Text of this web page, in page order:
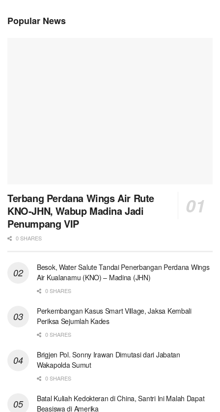
Popular News
Terbang Perdana Wings Air Rute
KNO-JHN, Wabup Madina Jadi
Penumpang VIP
0 SHARES
Besok, Water Salute Tandai Penerbangan Perdana Wings
Air Kualanamu (KNO) – Madina (JHN)
0 SHARES
Perkembangan Kasus Smart Village, Jaksa Kembali
Periksa Sejumlah Kades
0 SHARES
Brigjen Pol. Sonny Irawan Dimutasi dari Jabatan
Wakapolda Sumut
0 SHARES
Batal Kuliah Kedokteran di China, Santri Ini Malah Dapat
Beasiswa di Amerika